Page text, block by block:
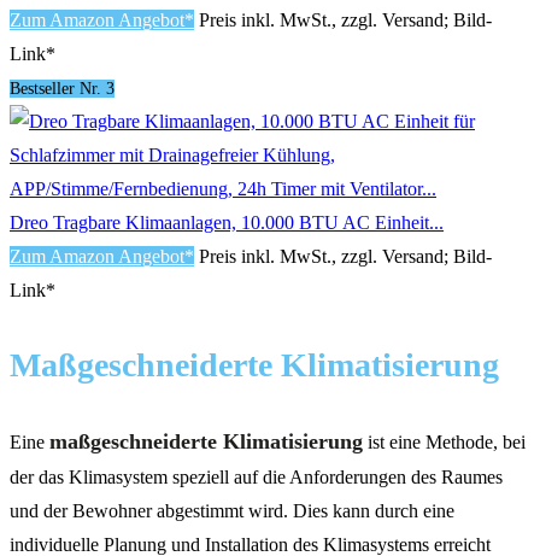
Zum Amazon Angebot* Preis inkl. MwSt., zzgl. Versand; Bild-
Link*
Bestseller Nr. 3
Dreo Tragbare Klimaanlagen, 10.000 BTU AC Einheit...
Zum Amazon Angebot* Preis inkl. MwSt., zzgl. Versand; Bild-
Link*
Maßgeschneiderte Klimatisierung
Eine maßgeschneiderte Klimatisierung ist eine Methode, bei
der das Klimasystem speziell auf die Anforderungen des Raumes
und der Bewohner abgestimmt wird. Dies kann durch eine
individuelle Planung und Installation des Klimasystems erreicht